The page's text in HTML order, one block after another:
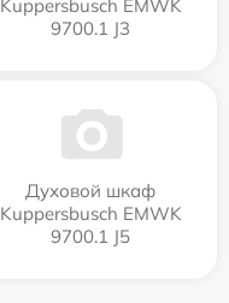
Kuppersbusch EMWK
9700.1 J3
Духовой шкаф
Kuppersbusch EMWK
9700.1 J5